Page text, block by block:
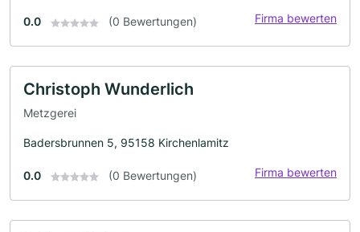
0.0 (0 Bewertungen) Firma bewerten
Christoph Wunderlich
Metzgerei
Badersbrunnen 5, 95158 Kirchenlamitz
0.0 (0 Bewertungen) Firma bewerten